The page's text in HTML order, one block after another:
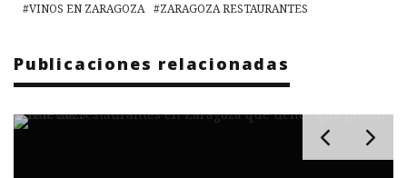
VINOS EN ZARAGOZA
ZARAGOZA RESTAURANTES
Publicaciones relacionadas